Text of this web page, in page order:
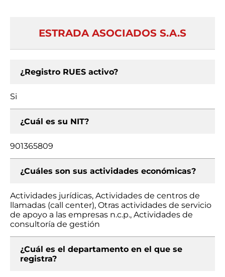
ESTRADA ASOCIADOS S.A.S
¿Registro RUES activo?
Si
¿Cuál es su NIT?
901365809
¿Cuáles son sus actividades económicas?
Actividades jurídicas, Actividades de centros de
llamadas (call center), Otras actividades de servicio
de apoyo a las empresas n.c.p., Actividades de
consultoría de gestión
¿Cuál es el departamento en el que se
registra?